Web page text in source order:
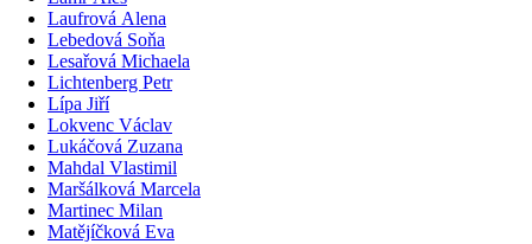
Laufrová Alena
Lebedová Soňa
Lesařová Michaela
Lichtenberg Petr
Lípa Jiří
Lokvenc Václav
Lukáčová Zuzana
Mahdal Vlastimil
Maršálková Marcela
Martinec Milan
Matějíčková Eva